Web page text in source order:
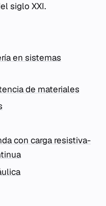
siglo XXI.
en sistemas
de materiales
con carga resistiva-